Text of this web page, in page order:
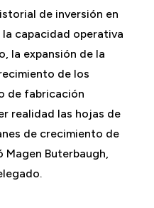
de inversión en
capacidad operativa
la expansión de la
de los
de fabricación
realidad las hojas de
de crecimiento de
Buterbaugh,